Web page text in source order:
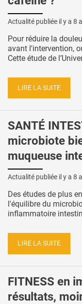
Actualité publiée il y a 8
Pour réduire la
avant l'intervention,
Cette étude de
LIRE LA SUITE
SANTÉ
microbiote
muqueuse
Actualité publiée il y a 8
Des études de plus
l'équilibre du
inflammatoire
LIRE LA SUITE
FITNESS en
résultats,